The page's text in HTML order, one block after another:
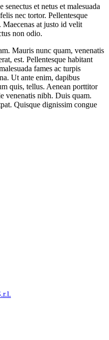
et netus et malesuada
nec tortor. Pellentesque
at justo id velit
non odio.
Mauris nunc quam, venenatis
est. Pellentesque habitant
fames ac turpis
Ut ante enim, dapibus
quis, tellus. Aenean porttitor
venenatis nibh. Duis quam.
Quisque dignissim congue